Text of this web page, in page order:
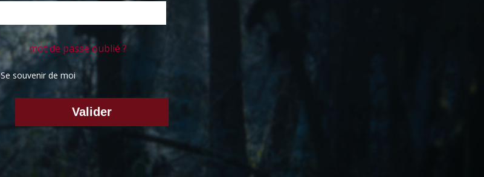
mot de passe oublié ?
Se souvenir de moi